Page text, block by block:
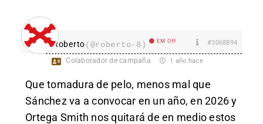
Roberto(@roberto-8) EM Off #3068894
Colaborador de campaña 1 año hace
Que tomadura de pelo, menos mal que
Sánchez va a convocar en un año, en 2026 y
Ortega Smith nos quitará de en medio estos